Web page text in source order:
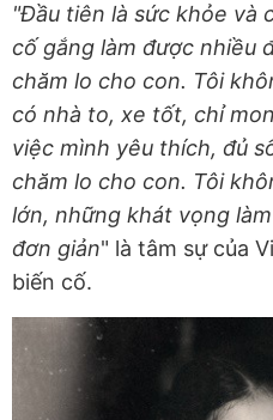
"Đầu tiên là sức khỏe và
cố gắng làm được nhiều
chăm lo cho con. Tôi
có nhà to, xe tốt, chỉ
việc mình yêu thích, đủ
chăm lo cho con. Tôi
lớn, những khát vọng
đơn giản" là tâm sự của
biến cố.